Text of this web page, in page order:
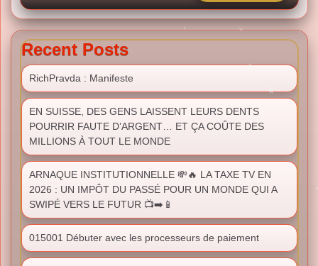
Recent Posts
RichPravda : Manifeste
EN SUISSE, DES GENS LAISSENT LEURS DENTS
POURRIR FAUTE D’ARGENT… ET ÇA COÛTE DES
MILLIONS À TOUT LE MONDE
ARNAQUE INSTITUTIONNELLE 💸🔥 LA TAXE TV EN
2026 : UN IMPÔT DU PASSÉ POUR UN MONDE QUI A
SWIPÉ VERS LE FUTUR 📺➡️📱
015001 Débuter avec les processeurs de paiement